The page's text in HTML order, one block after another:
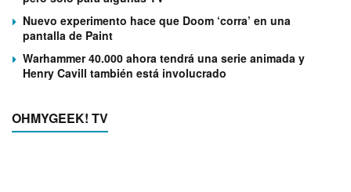
Nuevo experimento hace que Doom ‘corra’ en una
pantalla de Paint
Warhammer 40.000 ahora tendrá una serie animada y
Henry Cavill también está involucrado
OHMYGEEK! TV